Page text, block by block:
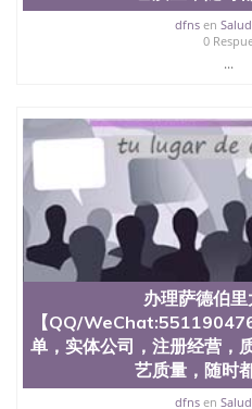
University, 又译为“圣荷西州
年，简称SJSU，是加州历
茅的毕业薪资，浓厚的多元
教育质量，被《福克斯》杂
合性大学，每年有来自世界
生前往求学。 至今，这是
位、声誉、实习机会和影响
誉为美国本科教育质量的核
计系更是在当今美国大学教
业生大多可以在其所处地域
机会。许多硅谷公司甚至在
供许多相应科系的实习机会
(UC)，还是加州州立大学系
都占据着加州所有大学中
学座落于硅谷(Silicon
地区为全美的重要科技中心
dfnsen
0
...
办理萨德伯
【QQ/
单，实体公司，注册经营，
艺质量，随时
dfnsen